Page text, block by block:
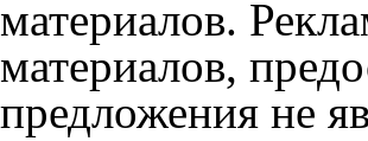
материалов.
материалов,
предложения не